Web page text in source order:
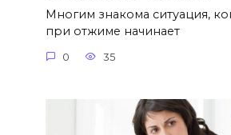
Многим знакома ситуация,
при отжиме начинает
0 35